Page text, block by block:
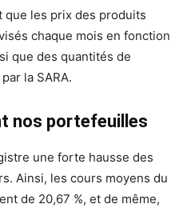
que les prix des produits
chaque mois en fonction
que des quantités de
la SARA.
nos portefeuilles
une forte hausse des
Ainsi, les cours moyens du
de 20,67 %, et de même,